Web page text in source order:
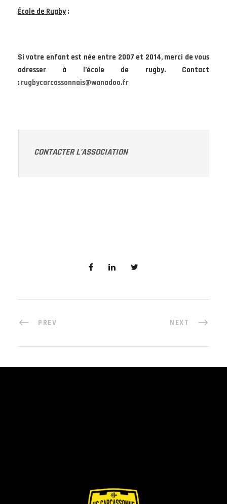
École de Rugby :
Si votre enfant est née entre 2007 et 2014, merci de vous
adresser à l’école de rugby. Contact
: rugbycarcassonnais@wanadoo.fr
CONTACTER L’ASSOCIATION
PREV NEXT